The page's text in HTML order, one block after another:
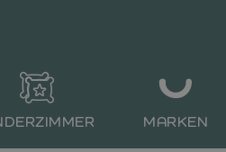
MARKEN